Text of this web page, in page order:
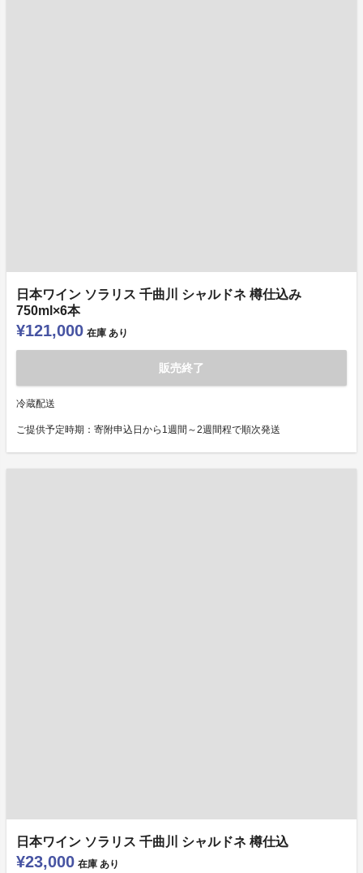
日本ワイン ソラリス 千曲川 シャルドネ 樽仕込み
750ml×6本
¥121,000 在庫 あり
販売終了
冷蔵配送
ご提供予定時期：寄附申込日から1週間～2週間程で順次発送
日本ワイン ソラリス 千曲川 シャルドネ 樽仕込
¥23,000 在庫 あり